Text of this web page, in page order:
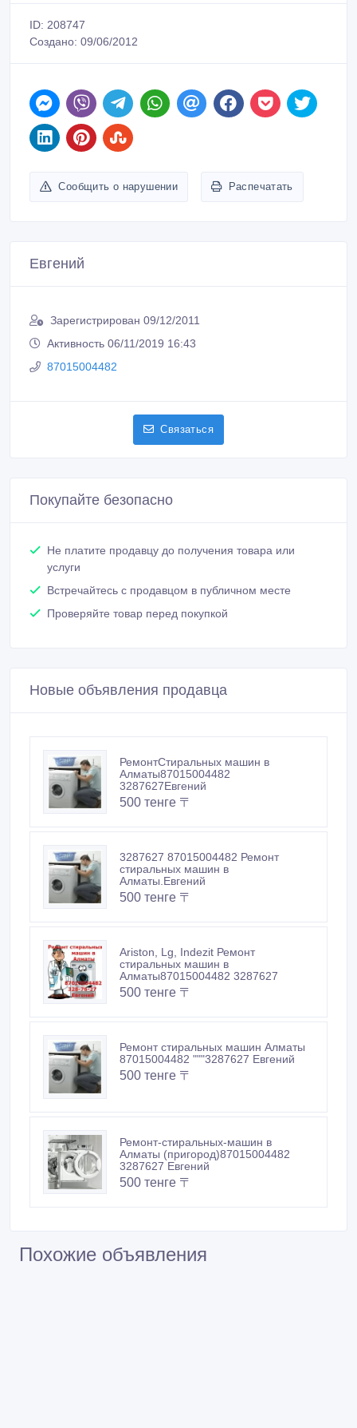
ID: 208747
Создано: 09/06/2012
Сообщить о нарушении Распечатать
Евгений
Зарегистрирован 09/12/2011
Активность 06/11/2019 16:43
87015004482
Связаться
Покупайте безопасно
Не платите продавцу до получения товара или
услуги
Встречайтесь с продавцом в публичном месте
Проверяйте товар перед покупкой
Новые объявления продавца
РемонтСтиральных машин в
Алматы87015004482
3287627Евгений
500 тенге 〒
3287627 87015004482 Ремонт
стиральных машин в
Алматы.Евгений
500 тенге 〒
Ariston, Lg, Indezit Ремонт
стиральных машин в
Алматы87015004482 3287627
500 тенге 〒
Ремонт стиральных машин Алматы
87015004482 """3287627 Евгений
500 тенге 〒
Ремонт-стиральных-машин в
Алматы (пригород)87015004482
3287627 Евгений
500 тенге 〒
Похожие объявления